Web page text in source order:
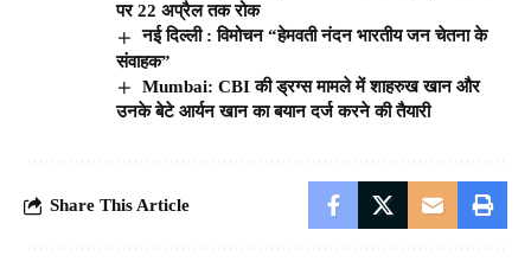
पर 22 अप्रैल तक रोक
नई दिल्ली : विमोचन “हेमवती नंदन भारतीय जन चेतना के
संवाहक”
Mumbai: CBI की ड्रग्स मामले में शाहरुख खान और
उनके बेटे आर्यन खान का बयान दर्ज करने की तैयारी
Share This Article